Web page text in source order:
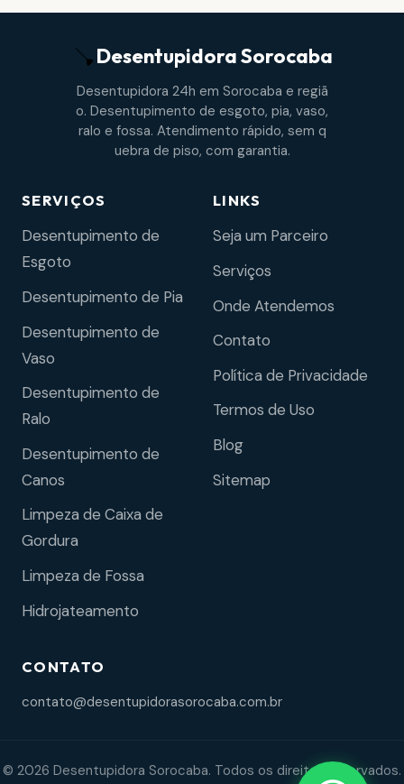
DesentupidoraSorocaba
Desentupidora 24h em Sorocaba e regiã
o. Desentupimento de esgoto, pia, vaso,
ralo e fossa. Atendimento rápido, sem q
uebra de piso, com garantia.
SERVIÇOS
Desentupimento de
Esgoto
Desentupimento de Pia
Desentupimento de
Vaso
Desentupimento de
Ralo
Desentupimento de
Canos
Limpeza de Caixa de
Gordura
Limpeza de Fossa
Hidrojateamento
LINKS
Seja um Parceiro
Serviços
Onde Atendemos
Contato
Política de Privacidade
Termos de Uso
Blog
Sitemap
CONTATO
contato@desentupidorasorocaba.com.br
© 2026 Desentupidora Sorocaba. Todos os direitos reservados.